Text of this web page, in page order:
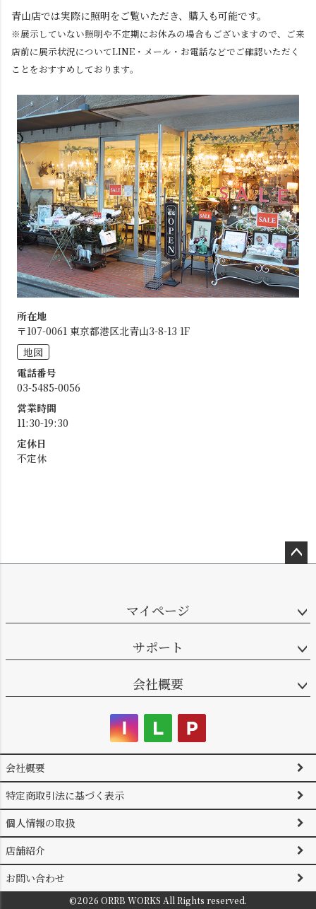
青山店では実際に照明をご覧いただき、購入も可能です。
※展示していない照明や不定期にお休みの場合もございますので、ご来
店前に展示状況についてLINE・メール・お電話などでご確認いただく
ことをおすすめしております。
所在地
〒107-0061 東京都港区北青山3-8-13 1F
地図
電話番号
03-5485-0056
営業時間
11:30-19:30
定休日
不定休
マイページ
サポート
会社概要
会社概要
特定商取引法に基づく表示
個人情報の取扱
店舗紹介
お問い合わせ
©2026 ORRB WORKS All Rights reserved.